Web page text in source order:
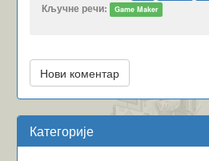
Кључне речи: Game Maker
Нови коментар
Категорије